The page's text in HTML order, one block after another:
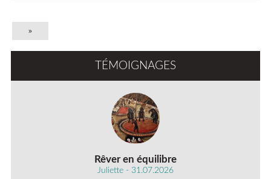
»
TÉMOIGNAGES
Rêver en équilibre
Juliette - 31.07.2026